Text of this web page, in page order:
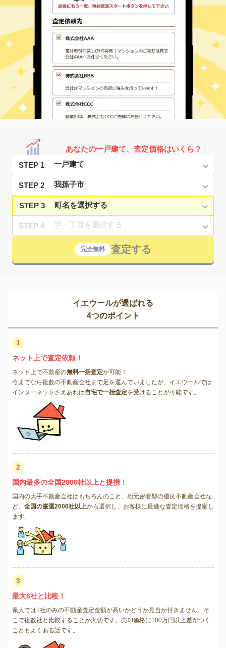
あなたの一戸建て、査定価格はいくら？
STEP 1
STEP 2
STEP 3
STEP 4
完全無料 査定する
イエウールが選ばれる
4つのポイント
1
ネット上で査定依頼！
ネット上で不動産の無料一括査定が可能！
今までなら複数の不動産会社まで足を運んでいましたが、イエウールでは
インターネットさえあれば自宅で一括査定を受けることが可能です。
2
国内最多の全国2000社以上と提携！
国内の大手不動産会社はもちろんのこと、地元密着型の優良不動産会社な
ど、 全国の厳選2000社以上から選択し、お客様に最適な査定価格を提案し
ます。
3
最大6社と比較！
素人では1社のみの不動産査定金額が高いかどうか見当が付きません。そ
こで複数社と比較することが大切です。売却価格に100万円以上差がつく
こともよくある話です。